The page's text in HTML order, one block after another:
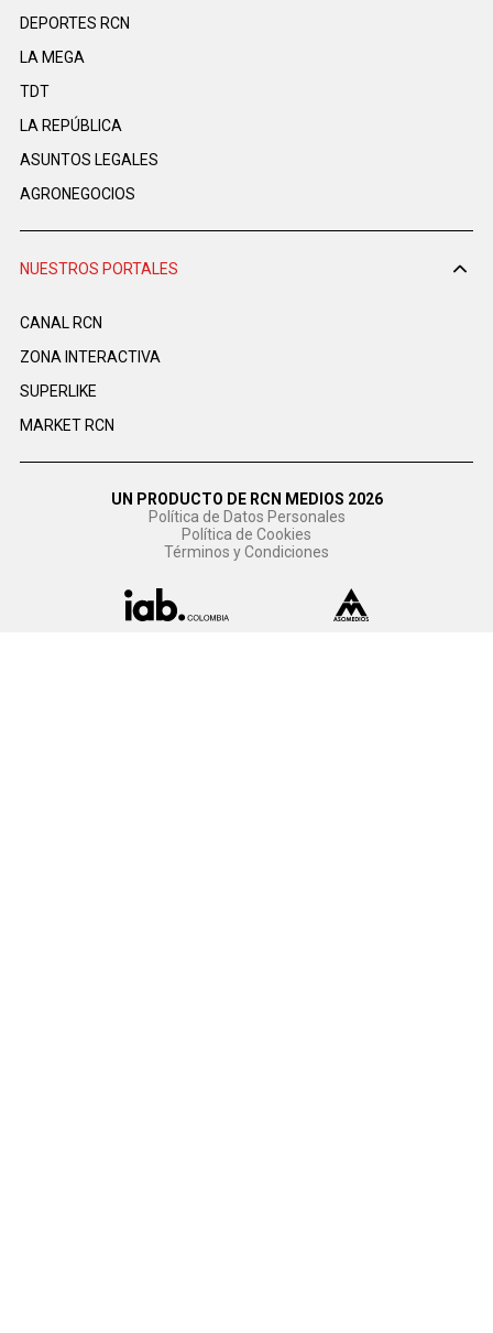
DEPORTES RCN
LA MEGA
TDT
LA REPÚBLICA
ASUNTOS LEGALES
AGRONEGOCIOS
NUESTROS PORTALES
CANAL RCN
ZONA INTERACTIVA
SUPERLIKE
MARKET RCN
UN PRODUCTO DE RCN MEDIOS 2026
Política de Datos Personales
Política de Cookies
Términos y Condiciones